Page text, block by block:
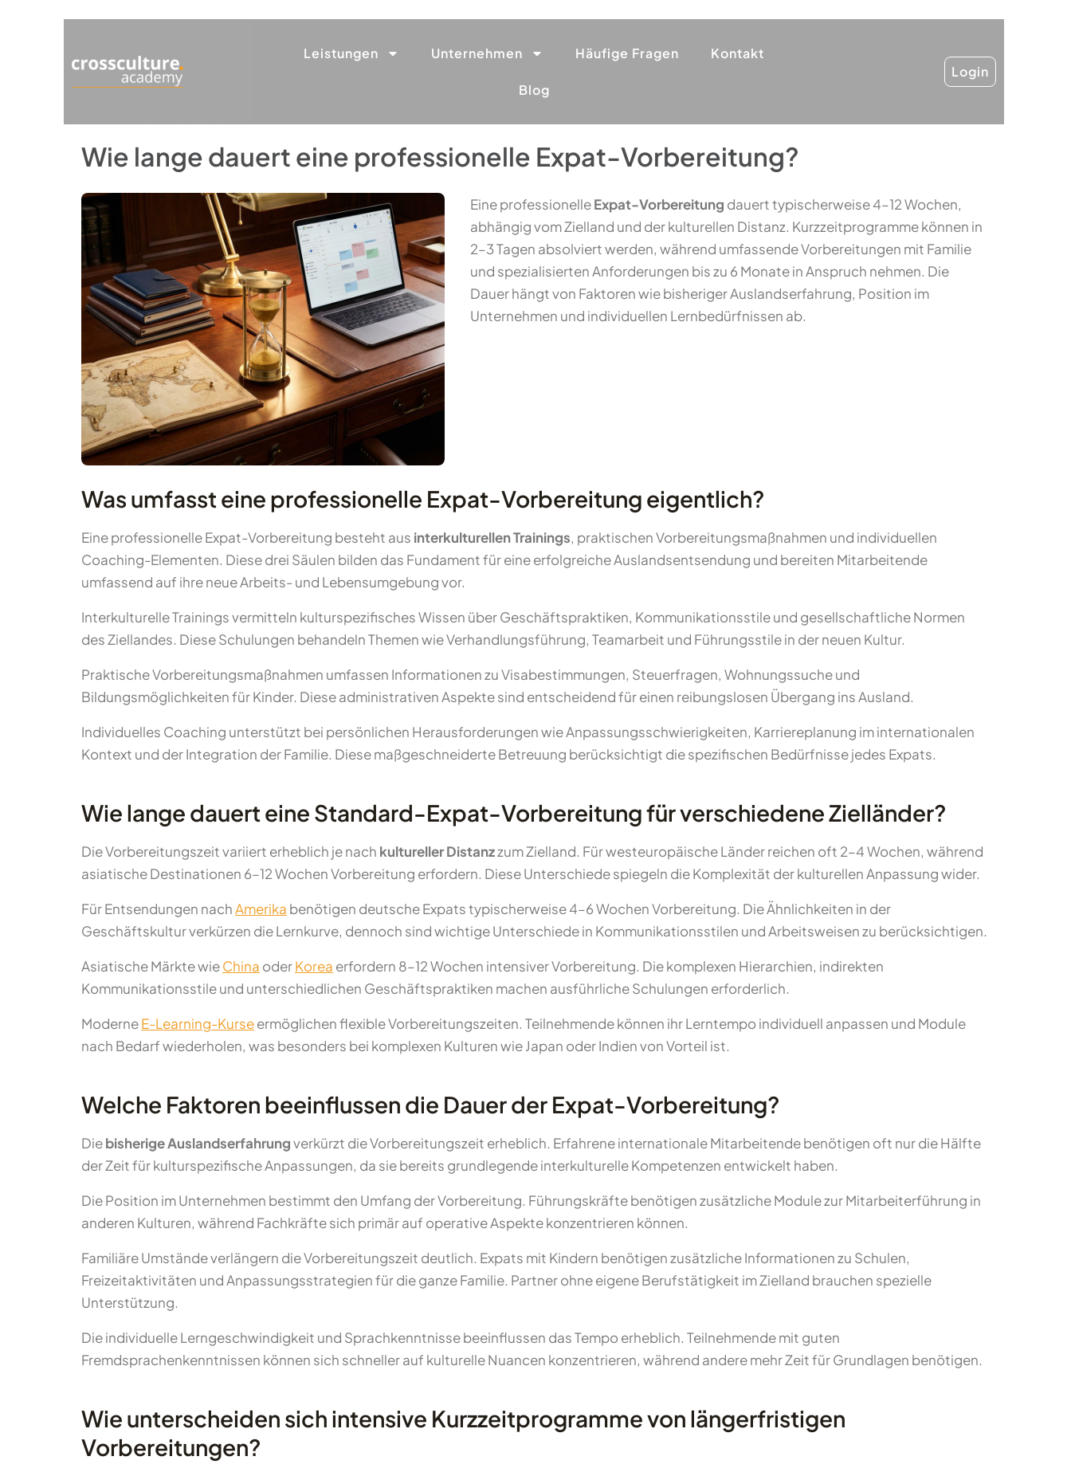
Leistungen Unternehmen Häufige Fragen Kontakt
Blog
Login
Wie lange dauert eine professionelle Expat-Vorbereitung?
Eine professionelleExpat-Vorbereitung dauert typischerweise 4–12 Wochen,
abhängig vom Zielland und der kulturellen Distanz. Kurzzeitprogramme können in
2–3 Tagen absolviert werden, während umfassende Vorbereitungen mit Familie
und spezialisierten Anforderungen bis zu 6 Monate in Anspruch nehmen. Die
Dauer hängt von Faktoren wie bisheriger Auslandserfahrung, Position im
Unternehmen und individuellen Lernbedürfnissen ab.
Was umfasst eine professionelle Expat-Vorbereitung eigentlich?
Eine professionelle Expat-Vorbereitung besteht aus interkulturellen Trainings, praktischen Vorbereitungsmaßnahmen und individuellen
Coaching-Elementen. Diese drei Säulen bilden das Fundament für eine erfolgreiche Auslandsentsendung und bereiten Mitarbeitende
umfassend auf ihre neue Arbeits- und Lebensumgebung vor.
Interkulturelle Trainings vermitteln kulturspezifisches Wissen über Geschäftspraktiken, Kommunikationsstile und gesellschaftliche Normen
des Ziellandes. Diese Schulungen behandeln Themen wie Verhandlungsführung, Teamarbeit und Führungsstile in der neuen Kultur.
Praktische Vorbereitungsmaßnahmen umfassen Informationen zu Visabestimmungen, Steuerfragen, Wohnungssuche und
Bildungsmöglichkeiten für Kinder. Diese administrativen Aspekte sind entscheidend für einen reibungslosen Übergang ins Ausland.
Individuelles Coaching unterstützt bei persönlichen Herausforderungen wie Anpassungsschwierigkeiten, Karriereplanung im internationalen
Kontext und der Integration der Familie. Diese maßgeschneiderte Betreuung berücksichtigt die spezifischen Bedürfnisse jedes Expats.
Wie lange dauert eine Standard-Expat-Vorbereitung für verschiedene Zielländer?
Die Vorbereitungszeit variiert erheblich je nach kultureller Distanzzum Zielland. Für westeuropäische Länder reichen oft 2–4 Wochen, während
asiatische Destinationen 6–12 Wochen Vorbereitung erfordern. Diese Unterschiede spiegeln die Komplexität der kulturellen Anpassung wider.
Für Entsendungen nachAmerika benötigen deutsche Expats typischerweise 4–6 Wochen Vorbereitung. Die Ähnlichkeiten in der
Geschäftskultur verkürzen die Lernkurve, dennoch sind wichtige Unterschiede in Kommunikationsstilen und Arbeitsweisen zu berücksichtigen.
Asiatische Märkte wieChina oderKorea erfordern 8–12 Wochen intensiver Vorbereitung. Die komplexen Hierarchien, indirekten
Kommunikationsstile und unterschiedlichen Geschäftspraktiken machen ausführliche Schulungen erforderlich.
ModerneE-Learning-Kurseermöglichen flexible Vorbereitungszeiten. Teilnehmende können ihr Lerntempo individuell anpassen und Module
nach Bedarf wiederholen, was besonders bei komplexen Kulturen wie Japan oder Indien von Vorteil ist.
Welche Faktoren beeinflussen die Dauer der Expat-Vorbereitung?
Diebisherige Auslandserfahrungverkürzt die Vorbereitungszeit erheblich. Erfahrene internationale Mitarbeitende benötigen oft nur die Hälfte
der Zeit für kulturspezifische Anpassungen, da sie bereits grundlegende interkulturelle Kompetenzen entwickelt haben.
Die Position im Unternehmen bestimmt den Umfang der Vorbereitung. Führungskräfte benötigen zusätzliche Module zur Mitarbeiterführung in
anderen Kulturen, während Fachkräfte sich primär auf operative Aspekte konzentrieren können.
Familiäre Umstände verlängern die Vorbereitungszeit deutlich. Expats mit Kindern benötigen zusätzliche Informationen zu Schulen,
Freizeitaktivitäten und Anpassungsstrategien für die ganze Familie. Partner ohne eigene Berufstätigkeit im Zielland brauchen spezielle
Unterstützung.
Die individuelle Lerngeschwindigkeit und Sprachkenntnisse beeinflussen das Tempo erheblich. Teilnehmende mit guten
Fremdsprachenkenntnissen können sich schneller auf kulturelle Nuancen konzentrieren, während andere mehr Zeit für Grundlagen benötigen.
Wie unterscheiden sich intensive Kurzzeitprogramme von längerfristigen
Vorbereitungen?